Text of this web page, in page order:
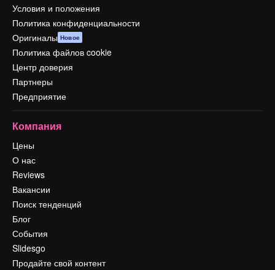
Условия и положения
Политика конфиденциальности
Оригиналы Новое
Политика файлов cookie
Центр доверия
Партнеры
Предприятие
Компания
Цены
О нас
Reviews
Вакансии
Поиск тенденций
Блог
События
Slidesgo
Продайте свой контент